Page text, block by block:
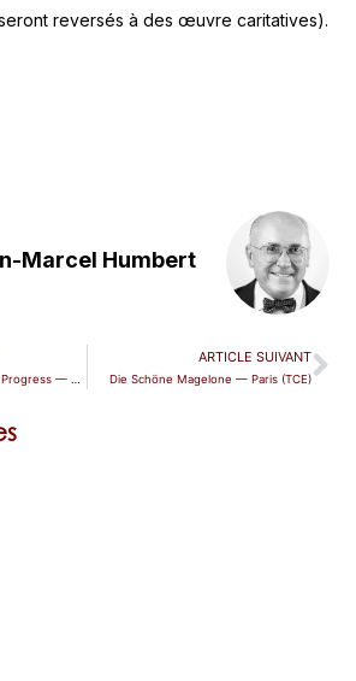
reversés à des œuvre caritatives).
Marcel Humbert
ARTICLE SUIVANT
Die Schöne Magelone — Paris (TCE)